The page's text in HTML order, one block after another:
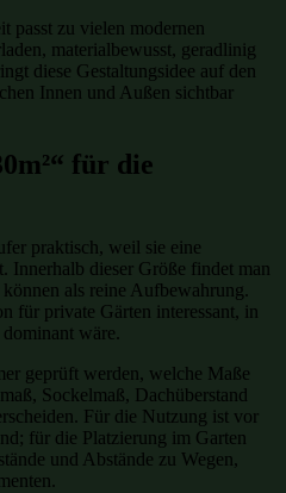
passt zu vielen modernen
materialbewusst, geradlinig
diese Gestaltungsidee auf den
Innen und Außen sichtbar
für die
praktisch, weil sie eine
Innerhalb dieser Größe findet man
als reine Aufbewahrung.
für private Gärten interessant, in
wäre.
geprüft werden, welche Maße
Sockelmaß, Dachüberstand
Für die Nutzung ist vor
für die Platzierung im Garten
und Abstände zu Wegen,